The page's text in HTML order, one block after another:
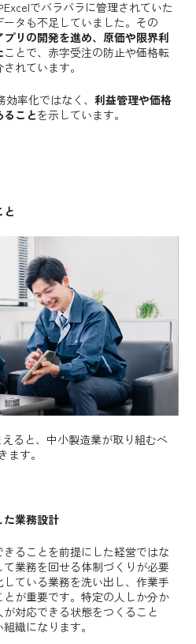
でバラバラに管理されていた
タも不足していました。その
リの開発を進め、原価や限界利
ことで、赤字受注の防止や価格転
れています。
効率化ではなく、利益管理や価格
ことを示しています。
ると、中小製造業が取り組むべ
ます。
た業務設計
ることを前提にした経営ではな
業務を回せる体制づくりが必要
ている業務を洗い出し、作業手
が重要です。特定の人しか分か
対応できる状態をつくること
織になります。